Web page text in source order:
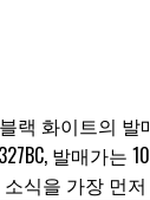
랙 화이트의
발매가는
식을 가장 먼